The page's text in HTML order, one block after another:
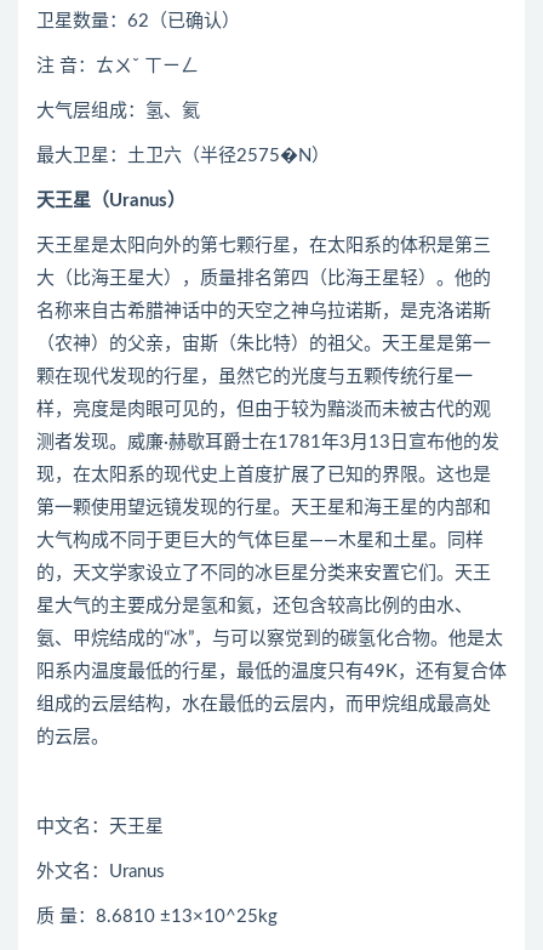
卫星数量：62（已确认）
注 音：ㄊㄨˇ ㄒㄧㄥ
大气层组成：氢、氦
最大卫星：土卫六（半径2575�N）
天王星（Uranus）
天王星是太阳向外的第七颗行星，在太阳系的体积是第三
大（比海王星大），质量排名第四（比海王星轻）。他的
名称来自古希腊神话中的天空之神乌拉诺斯，是克洛诺斯
（农神）的父亲，宙斯（朱比特）的祖父。天王星是第一
颗在现代发现的行星，虽然它的光度与五颗传统行星一
样，亮度是肉眼可见的，但由于较为黯淡而未被古代的观
测者发现。威廉·赫歇耳爵士在1781年3月13日宣布他的发
现，在太阳系的现代史上首度扩展了已知的界限。这也是
第一颗使用望远镜发现的行星。天王星和海王星的内部和
大气构成不同于更巨大的气体巨星——木星和土星。同样
的，天文学家设立了不同的冰巨星分类来安置它们。天王
星大气的主要成分是氢和氦，还包含较高比例的由水、
氨、甲烷结成的“冰”，与可以察觉到的碳氢化合物。他是太
阳系内温度最低的行星，最低的温度只有49K，还有复合体
组成的云层结构，水在最低的云层内，而甲烷组成最高处
的云层。
中文名：天王星
外文名：Uranus
质 量：8.6810 ±13×10^25kg